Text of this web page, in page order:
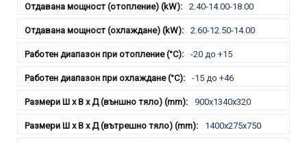
2.40-14.00-18.00
2.60-12.50-14.00
-20 до +15
-15 до +46
900x1340x320
1400x275x750